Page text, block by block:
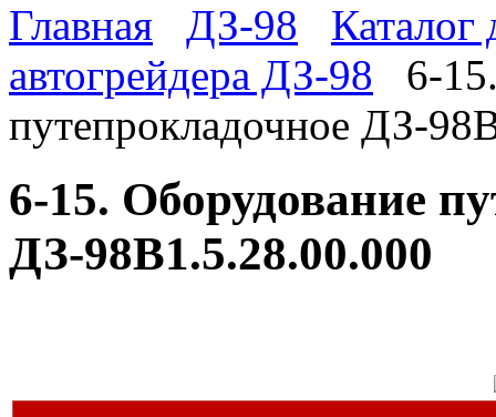
Главная
ДЗ-98
Каталог
автогрейдера ДЗ-98
6-
путепрокладочное ДЗ-
6-15. Оборудование
ДЗ-98В1.5.28.00.000